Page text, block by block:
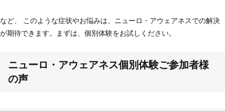
など、 このような症状やお悩みは、ニューロ・アウェアネスでの解決
が期待できます。まずは、個別体験をお試しください。
ニューロ・アウェアネス個別体験ご参加者様
の声